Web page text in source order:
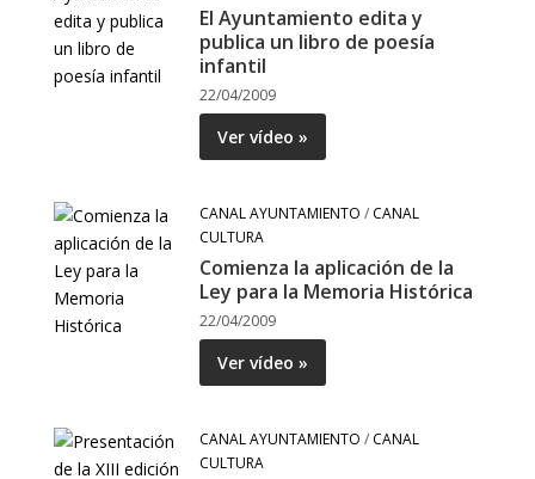
El Ayuntamiento edita y
publica un libro de poesía
infantil
22/04/2009
Ver vídeo »
CANAL AYUNTAMIENTO / CANAL
CULTURA
Comienza la aplicación de la
Ley para la Memoria Histórica
22/04/2009
Ver vídeo »
CANAL AYUNTAMIENTO / CANAL
CULTURA